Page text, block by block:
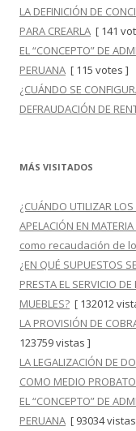
LA DEFINICIÓN DE
PARA CREARLA [ 141
EL “CONCEPTO” DE
PERUANA [ 115 votes ]
¿CUÁNDO SE
DEFRAUDACIÓN DE
MÁS VISITADOS
¿CUÁNDO UTILIZAR
APELACIÓN EN
como recaudación de
¿EN QUÉ SUPUESTOS
PRESTA EL SERVICIO
MUEBLES? [ 132012
LA PROVISIÓN DE
123759 vistas ]
LA LEGALIZACIÓN DE
COMO MEDIO
EL “CONCEPTO” DE
PERUANA [ 93034